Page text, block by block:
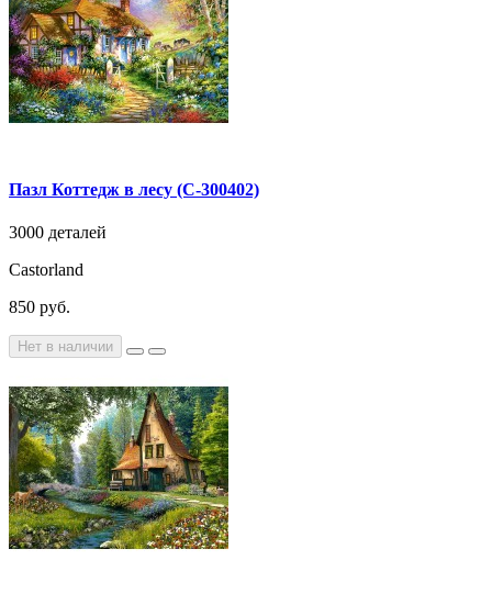
Пазл Коттедж в лесу (C-300402)
3000 деталей
Castorland
850 руб.
Нет в наличии